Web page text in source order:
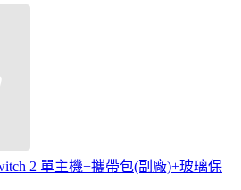
2 單主機+攜帶包(副廠)+玻璃保